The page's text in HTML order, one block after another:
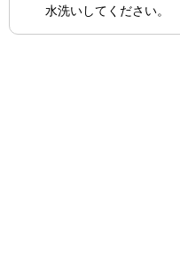
水洗いしてください。